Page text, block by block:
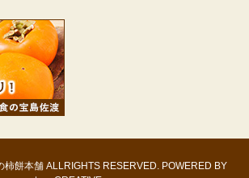
餅本舗 ALLRIGHTS RESERVED. POWERED BY